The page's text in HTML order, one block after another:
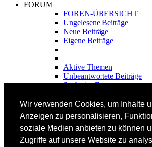
Wir verwenden Cookies, um Inhalte
Anzeigen zu personalisieren,
soziale Medien anbieten zu können
Zugriffe auf unsere Website zu
FORUM
FOREN-ÜBERSICHT
Ungelesene Beiträge
Neue Beiträge
Eigene Beiträge
Aktive Themen
Unbeantwortete Beiträge
Suche im Forum
FAHRTECHNIK
Fortgeschrittene
Lehrplan
Videoanalyse